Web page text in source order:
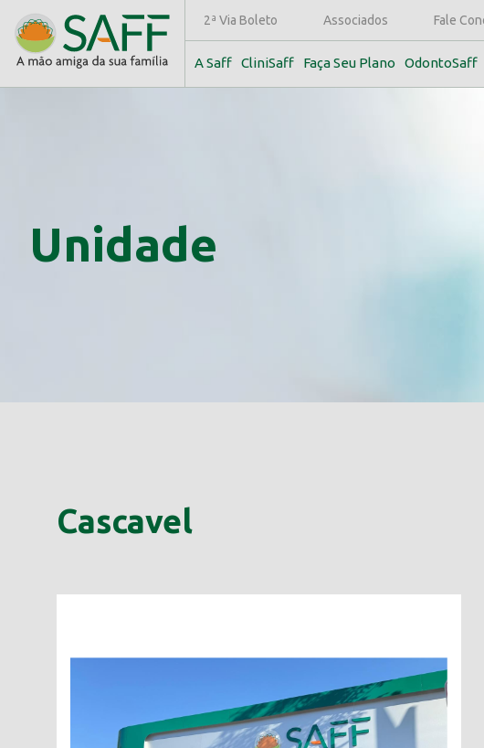
2ª Via Boleto Associados Fale
A Saff CliniSaff Faça Seu Plano OdontoSaff
Unidade
Cascavel